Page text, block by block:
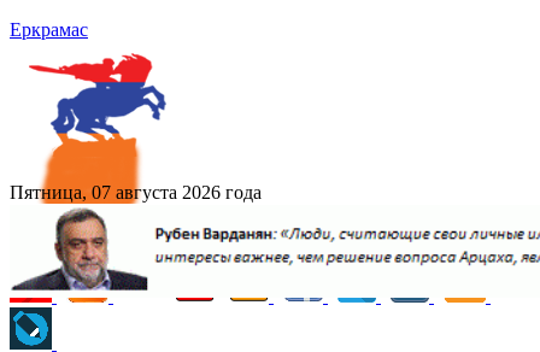
Еркрамас
Пятница, 07 августа 2026 года